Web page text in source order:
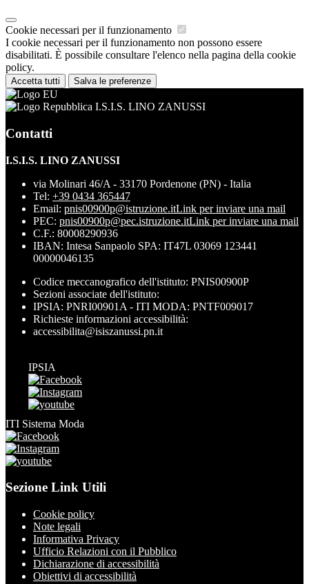
Cookie necessari per il funzionamento
I cookie necessari per il funzionamento non possono essere
disabilitati. È possibile consultare l'elenco nella pagina della cookie
policy.
Accetta tutti Salva le preferenze
I.S.I.S. LINO ZANUSSI
Contatti
I.S.I.S. LINO ZANUSSI
via Molinari 46/A - 33170 Pordenone (PN) - Italia
Tel: +39 0434 365447
Email: pnis00900p@istruzione.itLink per inviare una mail
PEC: pnis00900p@pec.istruzione.itLink per inviare una mail
C.F.: 80008290936
IBAN: Intesa Sanpaolo SPA: IT47L 03069 123441
00000046135
Codice meccanografico dell'istituto: PNIS00900P
Sezioni associate dell'istituto:
IPSIA: PNRI00901A - ITI MODA: PNTF009017
Richieste informazioni accessibilità:
accessibilita@isiszanussi.pn.it
IPSIA
ITI Sistema Moda
Sezione Link Utili
Cookie policy
Note legali
Informativa Privacy
Ufficio Relazioni con il Pubblico
Dichiarazione di accessibilità
Obiettivi di accessibilità